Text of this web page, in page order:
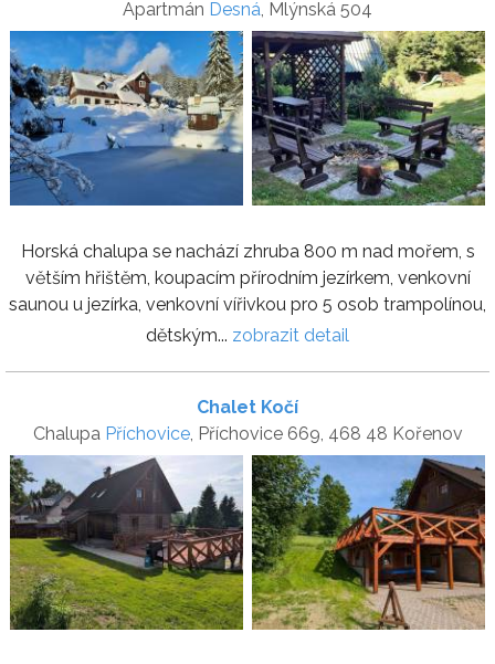
Apartmán Desná, Mlýnská 504
Horská chalupa se nachází zhruba 800 m nad mořem, s
větším hřištěm, koupacím přírodním jezírkem, venkovní
saunou u jezírka, venkovní vířivkou pro 5 osob trampolínou,
dětským... zobrazit detail
Chalet Kočí
Chalupa Příchovice, Příchovice 669, 468 48 Kořenov